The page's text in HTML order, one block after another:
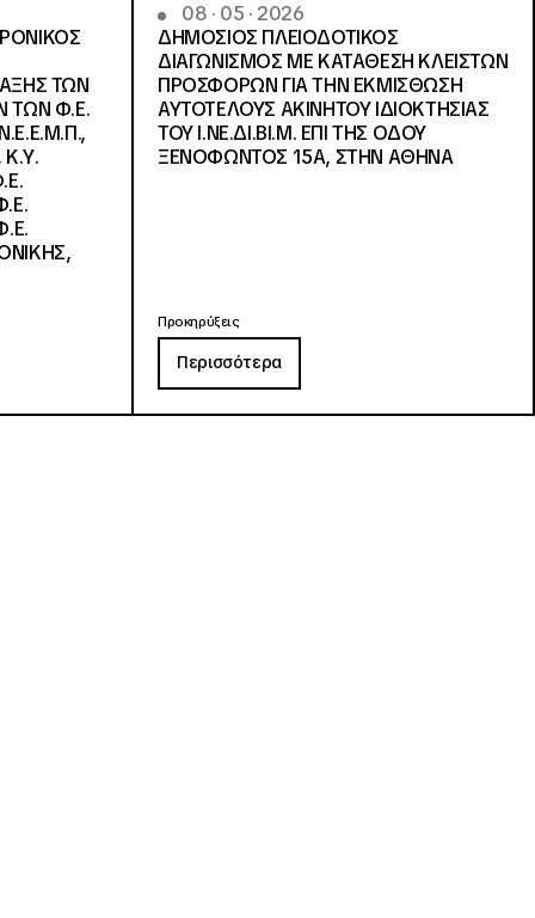
ΤΩΝ
ΤΩΝ Φ.Ε.
08 · 05 · 2026
ΔΗΜΟΣΙΟΣ ΠΛΕΙΟΔΟΤΙΚΟΣ
ΔΙΑΓΩΝΙΣΜΟΣ ΜΕ ΚΑΤΑΘΕΣΗ ΚΛΕΙΣΤΩΝ
ΠΡΟΣΦΟΡΩΝ ΓΙΑ ΤΗΝ ΕΚΜΙΣΘΩΣΗ
ΑΥΤΟΤΕΛΟΥΣ ΑΚΙΝΗΤΟΥ ΙΔΙΟΚΤΗΣΙΑΣ
ΤΟΥ Ι.ΝΕ.ΔΙ.ΒΙ.Μ. ΕΠΙ ΤΗΣ ΟΔΟΥ
ΞΕΝΟΦΩΝΤΟΣ 15Α, ΣΤΗΝ ΑΘΗΝΑ
Προκηρύξεις
Περισσότερα